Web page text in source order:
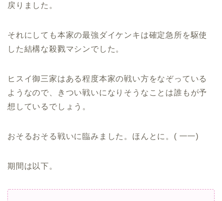
戻りました。
それにしても本家の最強ダイケンキは確定急所を駆使
した結構な殺戮マシンでした。
ヒスイ御三家はある程度本家の戦い方をなぞっている
ようなので、きつい戦いになりそうなことは誰もが予
想しているでしょう。
おそるおそる戦いに臨みました。ほんとに。( 一一)
期間は以下。